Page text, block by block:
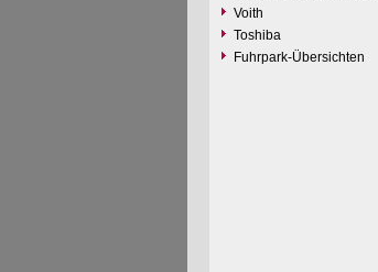
Voith
Toshiba
Fuhrpark-Übersichten